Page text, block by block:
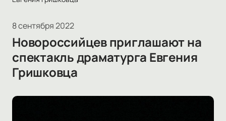
8 сентября 2022
Новороссийцев приглашают на
спектакль драматурга Евгения
Гришковца